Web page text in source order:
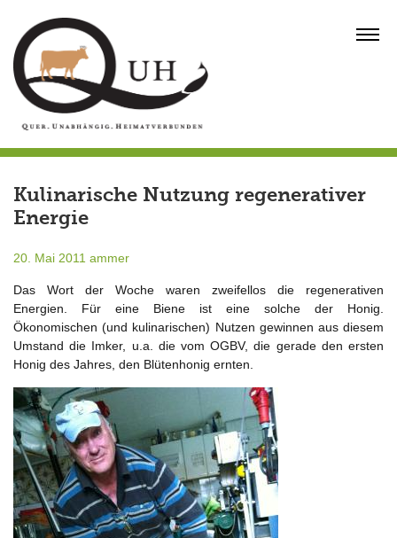
content
Kulinarische Nutzung regenerativer
Energie
20. Mai 2011 ammer
Das Wort der Woche waren zweifellos die regenerativen
Energien. Für eine Biene ist eine solche der Honig.
Ökonomischen (und kulinarischen) Nutzen gewinnen aus diesem
Umstand die Imker, u.a. die vom OGBV, die gerade den ersten
Honig des Jahres, den Blütenhonig ernten.